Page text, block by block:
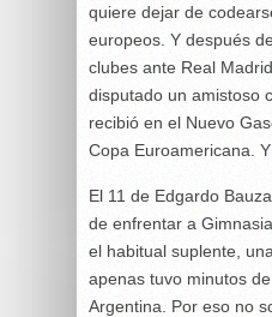
quiere dejar de
europeos. Y después
clubes ante Real
disputado un amistoso
recibió en el Nuevo
Copa Euroamericana.
El 11 de Edgardo
de enfrentar a
el habitual suplente,
apenas tuvo minutos
Argentina. Por eso no